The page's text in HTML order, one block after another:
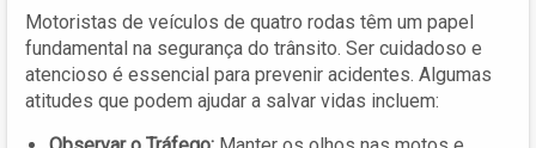
Motoristas de veículos de quatro rodas têm um papel
fundamental na segurança do trânsito. Ser cuidadoso e
atencioso é essencial para prevenir acidentes. Algumas
atitudes que podem ajudar a salvar vidas incluem: